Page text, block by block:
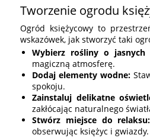
Tworzenie ogrodu
Ogród księżycowy to
wskazówek, jak stworzyć taki
Wybierz rośliny o jasnych
magiczną atmosferę.
Dodaj elementy wodne:
spokoju.
Zainstaluj delikatne
zakłócając naturalnego
Stwórz miejsce do relaksu:
obserwując księżyc i gwiazdy.